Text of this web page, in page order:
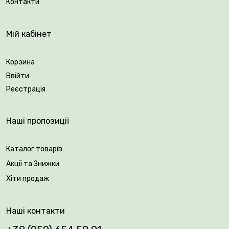
Упакування: закрита коренева система.
Контакти
Мій кабінет
Корзина
Ввійти
Реєстрація
Наші пропозиції
Каталог товарів
Акції та Знижки
Хіти продаж
Наші контакти